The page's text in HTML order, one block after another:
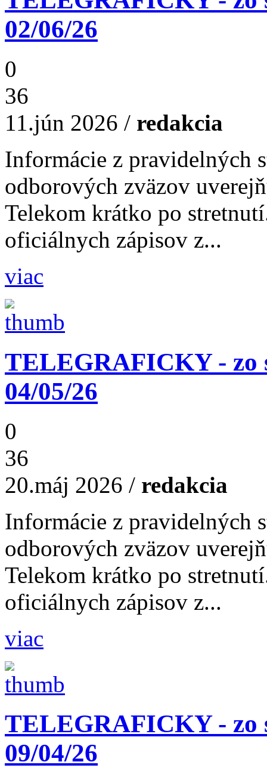
02/06/26
0
36
11.jún 2026 / redakcia
Informácie z pravidelných
odborových zväzov
Telekom krátko po
oficiálnych zápisov z...
viac
TELEGRAFICKY - zo
04/05/26
0
36
20.máj 2026 / redakcia
Informácie z pravidelných
odborových zväzov
Telekom krátko po
oficiálnych zápisov z...
viac
TELEGRAFICKY - zo
09/04/26